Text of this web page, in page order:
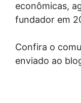
econômicas,
fundador em
Confira o
enviado ao